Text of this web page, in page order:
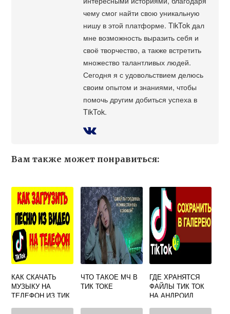
чему смог найти свою уникальную
нишу в этой платформе. TikTok дал
мне возможность выразить себя и
своё творчество, а также встретить
множество талантливых людей.
Сегодня я с удовольствием делюсь
своим опытом и знаниями, чтобы
помочь другим добиться успеха в
TikTok.
Вам также может понравиться:
КАК СКАЧАТЬ
МУЗЫКУ НА
ТЕЛЕФОН ИЗ ТИК
ЧТО ТАКОЕ МЧ В
ТИК ТОКЕ
ГДЕ ХРАНЯТСЯ
ФАЙЛЫ ТИК ТОК
НА АНДРОИД